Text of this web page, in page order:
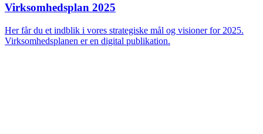
Virksomhedsplan 2025
Her får du et indblik i vores strategiske mål og visioner for 2025.
Virksomhedsplanen er en digital publikation.